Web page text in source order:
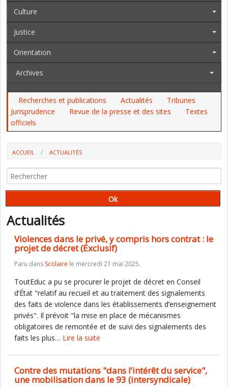
Culture
Justice
Orientation
Archives
Recherches et publications Actualités
Tribunes
Jurisprudence
Revue de la presse et des sites
Textes
officiels
ACCUEIL ACTUALITÉS
Actualités
Violences dans le privé, y compris hors contrat : le
projet de décret (Exclusif)
Paru dans Scolaire le mercredi 21 mai 2025.
ToutEduc a pu se procurer le projet de décret en Conseil
d’État "relatif au recueil et au traitement des signalements
des faits de violence dans les établissements d’enseignement
privés". Il prévoit "la mise en place de mécanismes
obligatoires de remontée et de suivi des signalements des
faits les plus… Lire la suite
Contre des mutations "dans l’intérêt du service",
une mobilisation dans le 93 (intersyndicale)